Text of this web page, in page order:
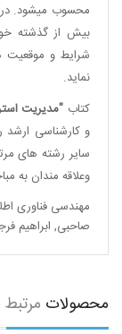
محسوب میشود. در
بیش از گذشته
شرایط و موقعیت
نماید.
کتاب "مدیریت
و کارشناسی ارشد
سایر رشته های
وعلاقه مندان به
مهندسی فناوری
صاحبی, ابراهیم
محصولات مرتبط